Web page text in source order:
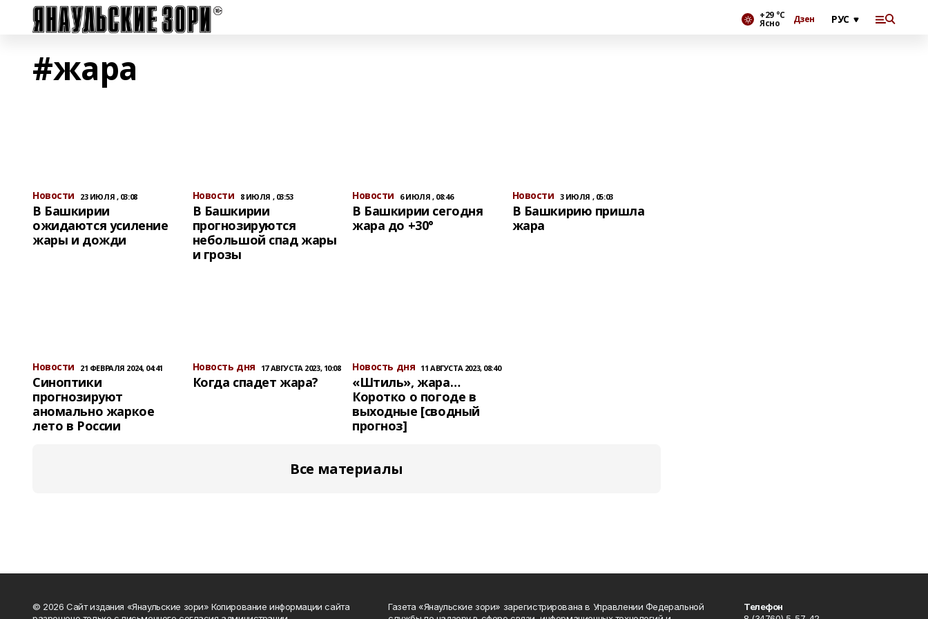
+29 °С
Ясно Дзен
#жара
Новости 23 ИЮЛЯ , 03:08
В Башкирии
ожидаются усиление
жары и дожди
Новости 8 ИЮЛЯ , 03:53
В Башкирии
прогнозируются
небольшой спад жары
и грозы
Новости 6 ИЮЛЯ , 08:46
В Башкирии сегодня
жара до +30°
Новости 3 ИЮЛЯ , 05:03
В Башкирию пришла
жара
Новости 21 ФЕВРАЛЯ 2024, 04:41
Синоптики
прогнозируют
аномально жаркое
лето в России
Новость дня 17 АВГУСТА 2023, 10:08
Когда спадет жара?
Новость дня 11 АВГУСТА 2023, 08:40
«Штиль», жара…
Коротко о погоде в
выходные [сводный
прогноз]
Все материалы
© 2026 Сайт издания «Янаульские зори» Копирование информации сайта
Газета «Янаульские зори» зарегистрирована в Управлении Федеральной
Телефон